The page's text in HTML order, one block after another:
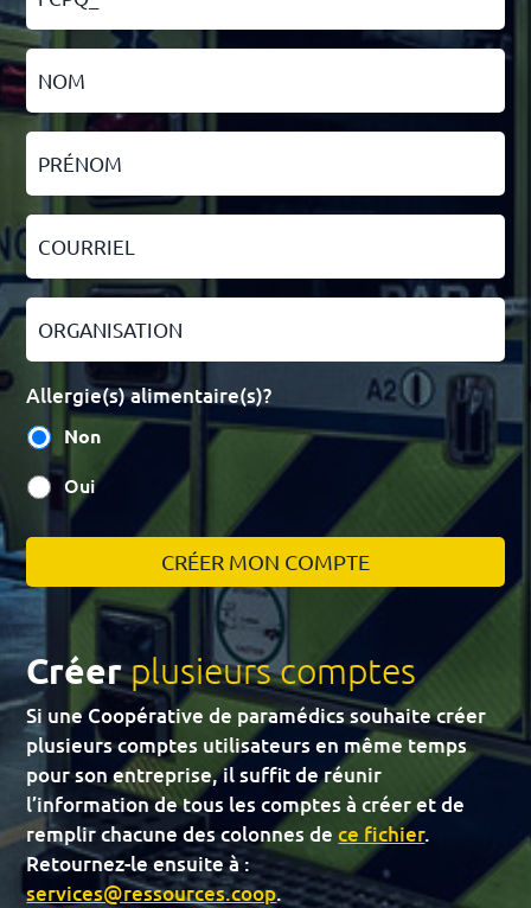
Nom
Prénom
Courriel
Organisation
Allergie(s) alimentaire(s)?
Non
Oui
CRÉER MON COMPTE
Créerplusieurs comptes
Si une Coopérative de paramédics souhaite créer
plusieurs comptes utilisateurs en même temps
pour son entreprise, il suffit de réunir
l’information de tous les comptes à créer et de
remplir chacune des colonnes dece fichier.
Retournez-le ensuite à :
services@ressources.coop.